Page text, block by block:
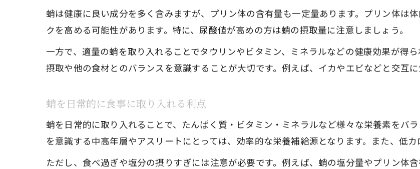
プリン体や成分表から考える蛸摂取の適量
たこ栄養成分表をもとに適切な摂取量
蛸のプリン体と摂取量の目安を押さえ
タコ栄養バランスと1日の適量を知る
蛸は健康に良い成分を多く含みますが、プリン体の含有量も一定量あります。プリン体は
クを高める可能性があります。特に、尿酸値が高めの方は蛸の摂取量に注意しましょう。
一方で、適量の蛸を取り入れることでタウリンやビタミン、ミネラルなどの健康効果が得
摂取や他の食材とのバランスを意識することが大切です。例えば、イカやエビなどと交互
蛸を日常的に食事に取り入れる利点
蛸を日常的に取り入れることで、たんぱく質・ビタミン・ミネラルなど様々な栄養素をバ
を意識する中高年層やアスリートにとっては、効率的な栄養補給源となります。また、低カ
ただし、食べ過ぎや塩分の摂りすぎには注意が必要です。例えば、蛸の塩分量やプリン体